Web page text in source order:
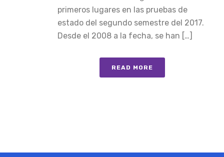
primeros lugares en las pruebas de
estado del segundo semestre del 2017.
Desde el 2008 a la fecha, se han […]
READ MORE